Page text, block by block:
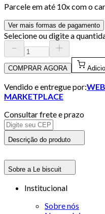
Parcele em até 10x com o
Ver mais formas de pagamento
Selecione ou digite a
COMPRAR AGORA
Vendido e entregue por:
MARKETPLACE
Consultar frete e prazo
Descrição do produto
Sobre a Le biscuit
Institucional
Sobre nós